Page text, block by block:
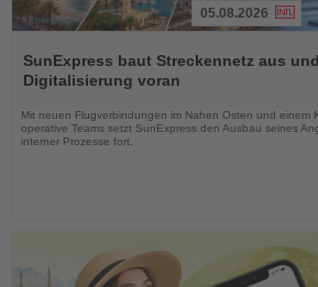
Sie
die
Nachrichten
05.08.2026
SunExpress baut Streckennetz aus
Digitalisierung voran
Mit neuen Flugverbindungen im Nahen Osten und einem
operative Teams setzt SunExpress den Ausbau seines
interner Prozesse fort.